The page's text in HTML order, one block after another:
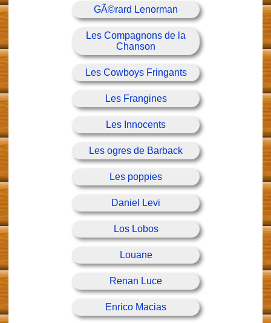
GÃ©rard Lenorman
Les Compagnons de la
Chanson
Les Cowboys Fringants
Les Frangines
Les Innocents
Les ogres de Barback
Les poppies
Daniel Levi
Los Lobos
Louane
Renan Luce
Enrico Macias